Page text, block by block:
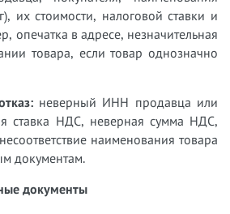
их стоимости, налоговой ставки и
в адресе, незначительная
товара, если товар однозначно
неверный ИНН продавца или
ставка НДС, неверная сумма НДС,
наименования товара
документам.
документы